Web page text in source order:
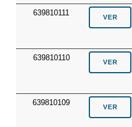
639810111
639810110
639810109